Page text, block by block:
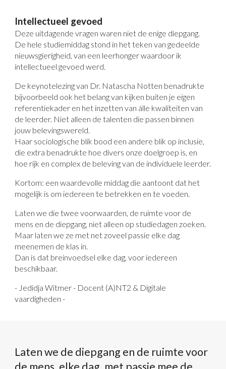
Intellectueel gevoed
Deze uitdagende vragen waren niet de enige diepgang.
De hele studiemiddag stond in het teken van gedeelde
nieuwsgierigheid, van een leerhonger waardoor ik
intellectueel gevoed werd.
De keynotelezing van Dr. Natascha Notten benadrukte
bijvoorbeeld ook het belang van kijken buiten je eigen
referentiekader en het inzetten van álle kwaliteiten van
de leerder. Niet alleen de talenten die passen binnen
jouw belevingswereld.
Haar sociologische blik bood een andere blik op inclusie,
die extra benadrukte hoe divers onze doelgroep is, en
hoe rijk en complex de beleving van de individuele leerder.
Kortom: een waardevolle middag die aantoont dat het
mogelijk is om iedereen te betrekken en te voeden.
Laten we die twee voorwaarden, de ruimte voor de
mens en de diepgang, niet alleen op studiedagen zoeken.
Maar laten we ze met net zoveel passie elke dag
meenemen de klas in.
Dan is dat breinvoedsel elke dag, voor iedereen
beschikbaar.
- Jedidja Witmer - Docent (A)NT2 & Digitale
vaardigheden -
Laten we de diepgang en de ruimte voor